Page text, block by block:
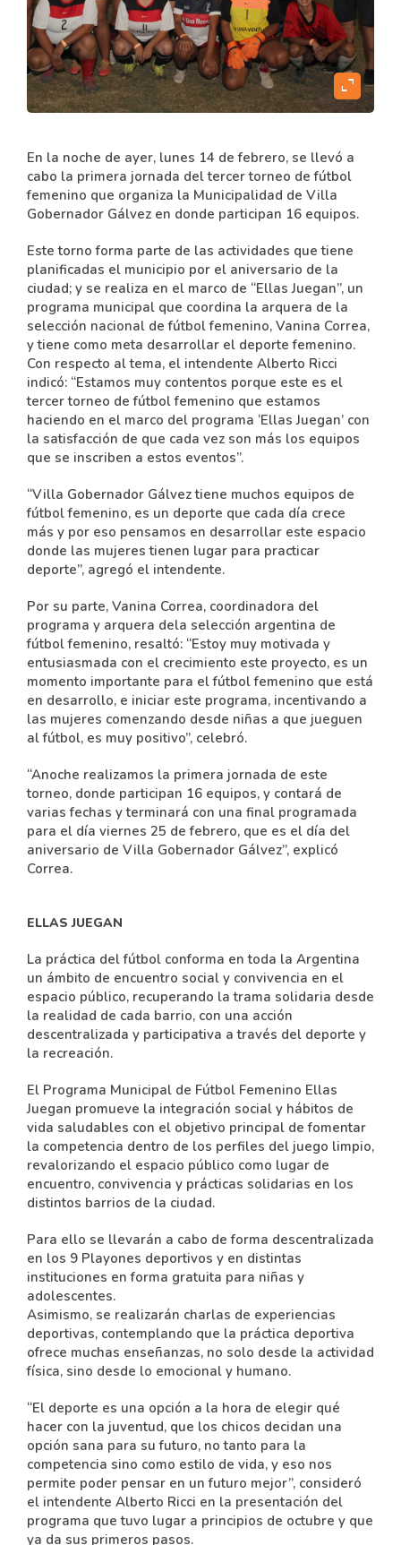
expand_content
En la noche de ayer, lunes 14 de febrero, se llevó a
cabo la primera jornada del tercer torneo de fútbol
femenino que organiza la Municipalidad de Villa
Gobernador Gálvez en donde participan 16 equipos.
Este torno forma parte de las actividades que tiene
planificadas el municipio por el aniversario de la
ciudad; y se realiza en el marco de “Ellas Juegan”, un
programa municipal que coordina la arquera de la
selección nacional de fútbol femenino, Vanina Correa,
y tiene como meta desarrollar el deporte femenino.
Con respecto al tema, el intendente Alberto Ricci
indicó: “Estamos muy contentos porque este es el
tercer torneo de fútbol femenino que estamos
haciendo en el marco del programa ‘Ellas Juegan’ con
la satisfacción de que cada vez son más los equipos
que se inscriben a estos eventos”.
“Villa Gobernador Gálvez tiene muchos equipos de
fútbol femenino, es un deporte que cada día crece
más y por eso pensamos en desarrollar este espacio
donde las mujeres tienen lugar para practicar
deporte”, agregó el intendente.
Por su parte, Vanina Correa, coordinadora del
programa y arquera dela selección argentina de
fútbol femenino, resaltó: “Estoy muy motivada y
entusiasmada con el crecimiento este proyecto, es un
momento importante para el fútbol femenino que está
en desarrollo, e iniciar este programa, incentivando a
las mujeres comenzando desde niñas a que jueguen
al fútbol, es muy positivo”, celebró.
“Anoche realizamos la primera jornada de este
torneo, donde participan 16 equipos, y contará de
varias fechas y terminará con una final programada
para el día viernes 25 de febrero, que es el día del
aniversario de Villa Gobernador Gálvez”, explicó
Correa.
ELLAS JUEGAN
La práctica del fútbol conforma en toda la Argentina
un ámbito de encuentro social y convivencia en el
espacio público, recuperando la trama solidaria desde
la realidad de cada barrio, con una acción
descentralizada y participativa a través del deporte y
la recreación.
El Programa Municipal de Fútbol Femenino Ellas
Juegan promueve la integración social y hábitos de
vida saludables con el objetivo principal de fomentar
la competencia dentro de los perfiles del juego limpio,
revalorizando el espacio público como lugar de
encuentro, convivencia y prácticas solidarias en los
distintos barrios de la ciudad.
Para ello se llevarán a cabo de forma descentralizada
en los 9 Playones deportivos y en distintas
instituciones en forma gratuita para niñas y
adolescentes.
Asimismo, se realizarán charlas de experiencias
deportivas, contemplando que la práctica deportiva
ofrece muchas enseñanzas, no solo desde la actividad
física, sino desde lo emocional y humano.
“El deporte es una opción a la hora de elegir qué
hacer con la juventud, que los chicos decidan una
opción sana para su futuro, no tanto para la
competencia sino como estilo de vida, y eso nos
permite poder pensar en un futuro mejor”, consideró
el intendente Alberto Ricci en la presentación del
programa que tuvo lugar a principios de octubre y que
ya da sus primeros pasos.